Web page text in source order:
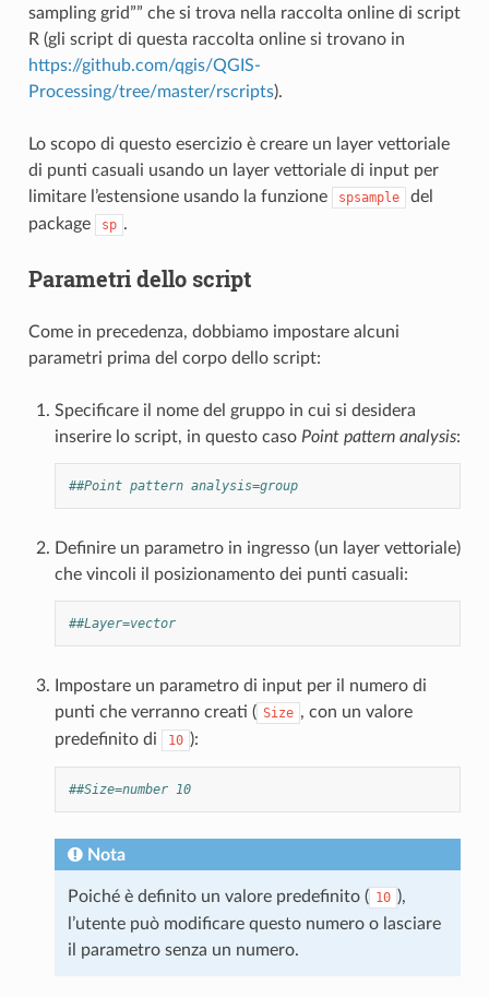
sampling grid”” che si trova nella raccolta online di script
R (gli script di questa raccolta online si trovano in
https://github.com/qgis/QGIS-
Processing/tree/master/rscripts).
Lo scopo di questo esercizio è creare un layer vettoriale
di punti casuali usando un layer vettoriale di input per
limitare l’estensione usando la funzione
spsample
del
package
sp .
Parametri dello script
Come in precedenza, dobbiamo impostare alcuni
parametri prima del corpo dello script:
Specificare il nome del gruppo in cui si desidera
inserire lo script, in questo caso Point pattern analysis:
##Point pattern analysis=group
Definire un parametro in ingresso (un layer vettoriale)
che vincoli il posizionamento dei punti casuali:
##Layer=vector
Impostare un parametro di input per il numero di
punti che verranno creati ( Size , con un valore
predefinito di
10 ):
##Size=number 10
Nota
Poiché è definito un valore predefinito ( 10 ),
l’utente può modificare questo numero o lasciare
il parametro senza un numero.